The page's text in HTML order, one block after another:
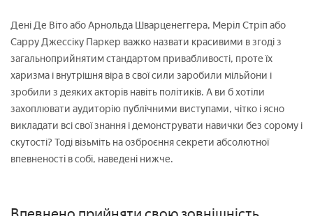
Дені Де Віто або Арнольда Шварценеггера, Меріл Стріп або
Сарру Джессіку Паркер важко назвати красивими в згоді з
загальноприйнятим стандартом привабливості, проте їх
харизма і внутрішня віра в свої сили заробили мільйони і
зробили з деяких акторів навіть політиків. А ви б хотіли
захоплювати аудиторію публічними виступами, чітко і ясно
викладати всі свої знання і демонструвати навички без сорому і
скутості? Тоді візьміть на озброєння секрети абсолютної
впевненості в собі, наведені нижче.